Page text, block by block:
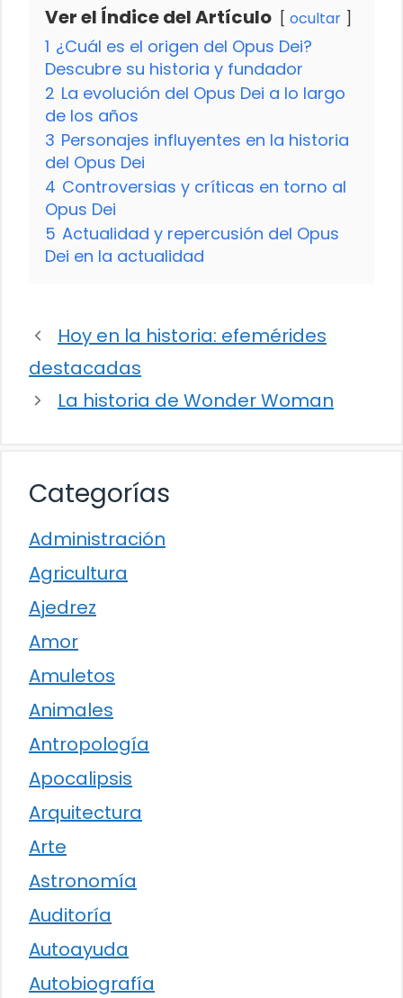
Ver el Índice del Artículo ocultar
1 ¿Cuál es el origen del Opus Dei?
Descubre su historia y fundador
2 La evolución del Opus Dei a lo largo
de los años
3 Personajes influyentes en la historia
del Opus Dei
4 Controversias y críticas en torno al
Opus Dei
5 Actualidad y repercusión del Opus
Dei en la actualidad
Hoy en la historia: efemérides
destacadas
La historia de Wonder Woman
Categorías
Administración
Agricultura
Ajedrez
Amor
Amuletos
Animales
Antropología
Apocalipsis
Arquitectura
Arte
Astronomía
Auditoría
Autoayuda
Autobiografía